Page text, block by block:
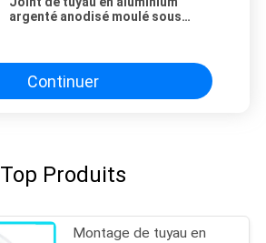
argenté anodisé moulé sous
postes de travail industriels
Continuer
Top Produits
Montage de tuyau en